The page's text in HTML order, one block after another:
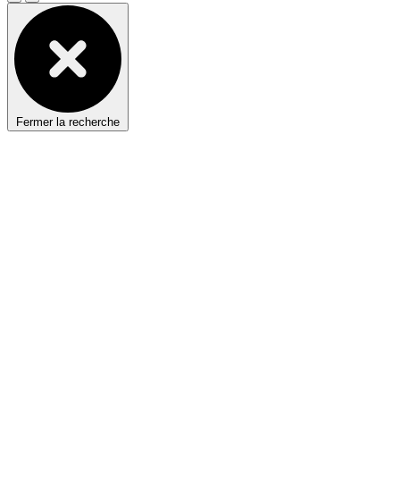
Fermer la recherche